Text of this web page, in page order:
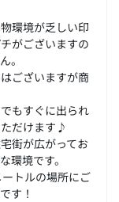
環境が乏しい印
がございますの
。
ございますが商
もすぐに出られ
だけます♪
街が広がってお
環境です。
トルの場所にご
す！